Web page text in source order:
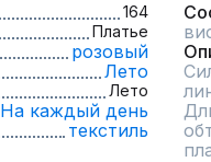
164
Платье
розовый
Лето
Лето
На каждый день
текстиль